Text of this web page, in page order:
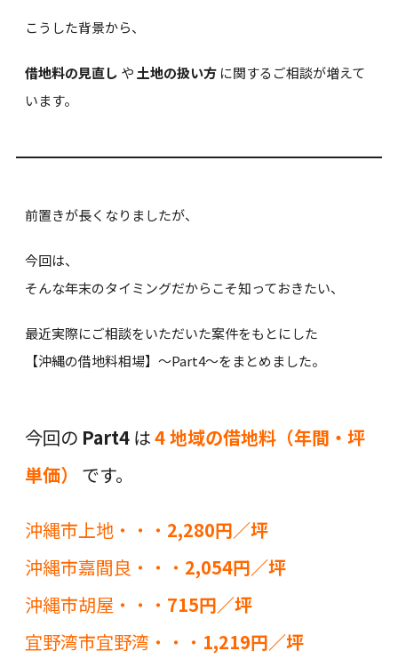
こうした背景から、
借地料の見直し や 土地の扱い方に関するご相談が増えて
います。
前置きが長くなりましたが、
今回は、
そんな年末のタイミングだからこそ知っておきたい、
最近実際にご相談をいただいた案件をもとにした
【沖縄の借地料相場】～Part4～をまとめました。
今回の Part4は4 地域の借地料（年間・坪
単価）
です。
沖縄市上地・・・ 2,280円／坪
沖縄市嘉間良・・・ 2,054円／坪
沖縄市胡屋・・・ 715円／坪
宜野湾市宜野湾・・・ 1,219円／坪